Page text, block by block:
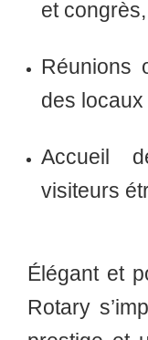
et congrès,
Réunions
des
Accueil
visiteurs
Élégant et
Rotary